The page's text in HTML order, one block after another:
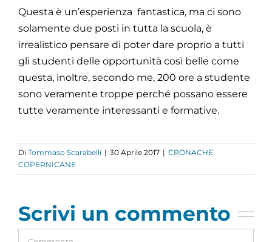
Questa è un’esperienza fantastica, ma ci sono
solamente due posti in tutta la scuola, è
irrealistico pensare di poter dare proprio a tutti
gli studenti delle opportunità così belle come
questa, inoltre, secondo me, 200 ore a studente
sono veramente troppe perché possano essere
tutte veramente interessanti e formative.
Di Tommaso Scarabelli | 30 Aprile 2017 | CRONACHE
COPERNICANE
Scrivi un commento